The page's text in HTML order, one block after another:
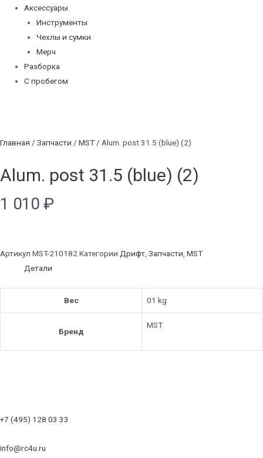
Аксессуары
Инструменты
Чехлы и сумки
Мерч
Разборка
С пробегом
Главная / Запчасти / MST/ Alum. post 31.5 (blue) (2)
Alum. post 31.5 (blue) (2)
1 010 ₽
Артикул MST-210182Категории Дрифт, Запчасти, MST
Детали
Вес 01 kg
Бренд
MST
+7 (495) 128 03 33
info@rc4u.ru